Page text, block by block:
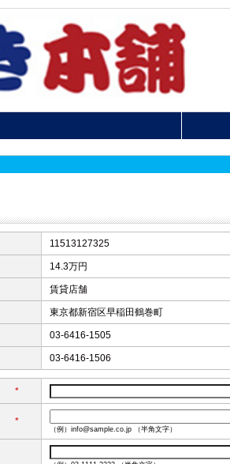
11513127325
14.3万円
賃貸店舗
東京都新宿区早稲田鶴巻町
03-6416-1505
03-6416-1506
*
*
（例）info@sample.co.jp （半角文字）